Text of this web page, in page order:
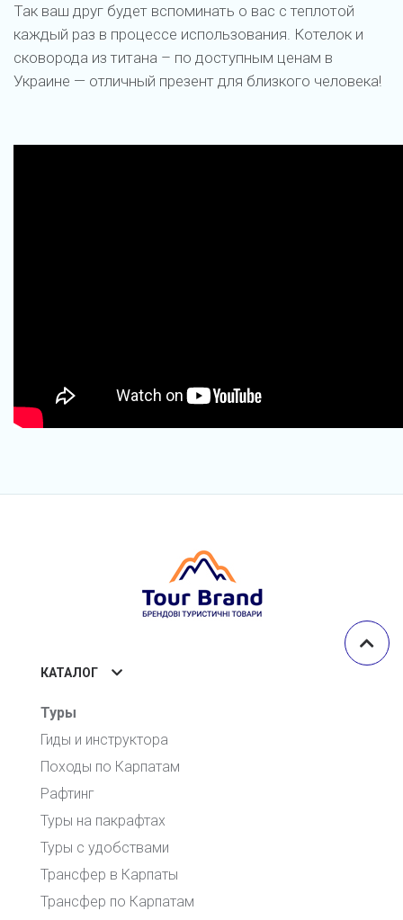
Так ваш друг будет вспоминать о вас с теплотой
каждый раз в процессе использования. Котелок и
сковорода из титана – по доступным ценам в
Украине — отличный презент для близкого человека!
КАТАЛОГ
Туры
Гиды и инструктора
Походы по Карпатам
Рафтинг
Туры на пакрафтах
Туры с удобствами
Трансфер в Карпаты
Трансфер по Карпатам